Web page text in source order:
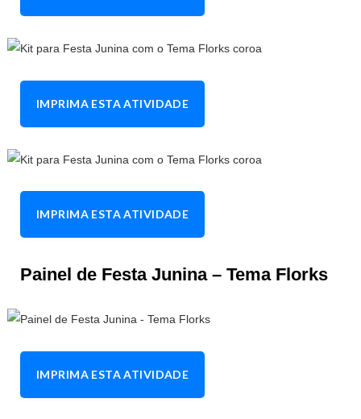
IMPRIMA ESTA ATIVIDADE
IMPRIMA ESTA ATIVIDADE
Painel de Festa Junina – Tema Florks
IMPRIMA ESTA ATIVIDADE